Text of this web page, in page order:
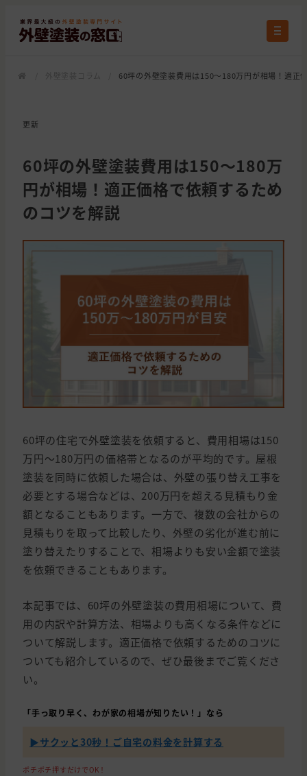
60坪の外壁塗装費用は150～180万円が相場！適正
更新
60坪の外壁塗装費用は150～180万
円が相場！適正価格で依頼するため
のコツを解説
60坪の住宅で外壁塗装を依頼すると、費用相場は150
万円～180万円の価格帯となるのが平均的です。屋根
塗装を同時に依頼した場合は、外壁の張り替え工事を
必要とする場合などは、200万円を超える見積もり金
額となることもあります。一方で、複数の会社からの
見積もりを取って比較したり、外壁の劣化が進む前に
塗り替えたりすることで、相場よりも安い金額で塗装
を依頼できることもあります。
本記事では、60坪の外壁塗装の費用相場について、費
用の内訳や計算方法、相場よりも高くなる条件などに
ついて解説します。適正価格で依頼するためのコツに
ついても紹介しているので、ぜひ最後までご覧くださ
い。
「手っ取り早く、わが家の相場が知りたい！」なら
▶︎サクッと30秒！ご自宅の料金を計算する
ポチポチ押すだけでOK！